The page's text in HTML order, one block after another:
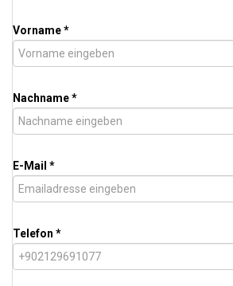
Vorname *
Nachname *
E-Mail *
Telefon *